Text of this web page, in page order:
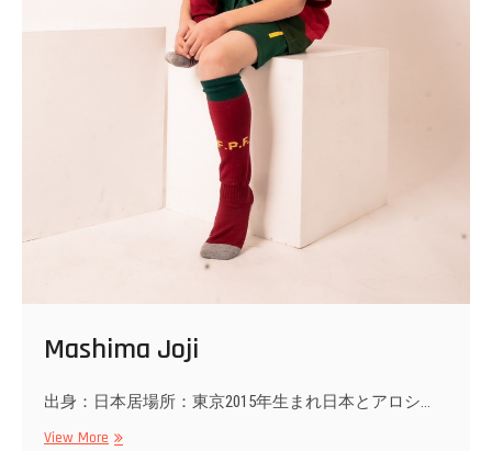
Mashima Joji
出身：日本居場所：東京2015年生まれ日本とアロシ…
View More Mashima